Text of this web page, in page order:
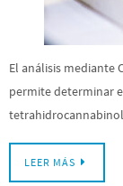
El análisis mediante
permite determinar
tetrahidrocannabinol
LEER MÁS